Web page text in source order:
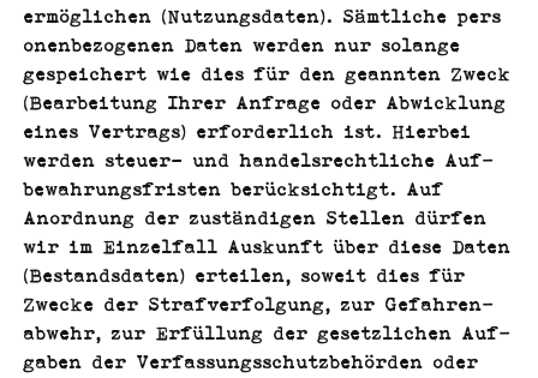
ermöglichen (Nutzungs­dat­en). Sämtliche per­s
o­n­en­be­zo­ge­nen Dat­en wer­den nur solange
gespe­ichert wie dies für den gean­nten Zweck
(Bear­beitung Ihrer Anfrage oder Abwick­lung
eines Ver­trags) erforder­lich ist. Hier­bei
wer­den steuer- und han­del­srechtliche Auf­
be­wahrungs­fris­ten berück­sichtigt. Auf
Anord­nung der zuständi­gen Stellen dür­fen
wir im Einzelfall Auskun­ft über diese Dat­en
(Bestands­dat­en) erteilen, soweit dies für
Zwecke der Strafver­fol­gung, zur Gefahren­
ab­wehr, zur Erfül­lung der geset­zlichen Auf­
gaben der Ver­fas­sungss­chutzbe­hör­den oder